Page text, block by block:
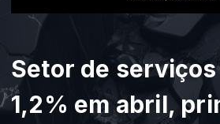
Setor de
1,2% em abril,